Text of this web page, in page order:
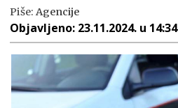
Piše: Agencije
Objavljeno: 23.11.2024. u 14:34